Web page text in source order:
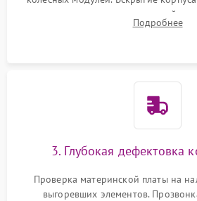
очистка внутренних полостей,
скопившейся пыли, волос и
Подробнее
3. Глубокая дефектовка
Проверка материнской платы на
выгоревших элементов.